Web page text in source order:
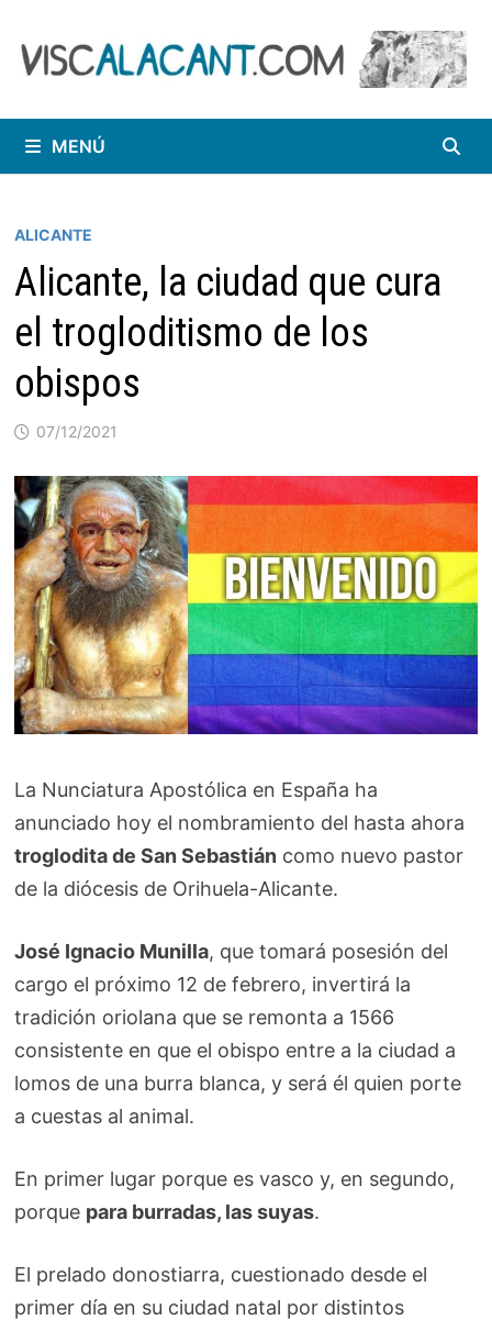
contenido
MENÚ
ALICANTE
Alicante, la ciudad que cura
el trogloditismo de los
obispos
07/12/2021
La Nunciatura Apostólica en España ha
anunciado hoy el nombramiento del hasta ahora
troglodita de San Sebastián como nuevo pastor
de la diócesis de Orihuela-Alicante.
José Ignacio Munilla, que tomará posesión del
cargo el próximo 12 de febrero, invertirá la
tradición oriolana que se remonta a 1566
consistente en que el obispo entre a la ciudad a
lomos de una burra blanca, y será él quien porte
a cuestas al animal.
En primer lugar porque es vasco y, en segundo,
porque para burradas, las suyas.
El prelado donostiarra, cuestionado desde el
primer día en su ciudad natal por distintos